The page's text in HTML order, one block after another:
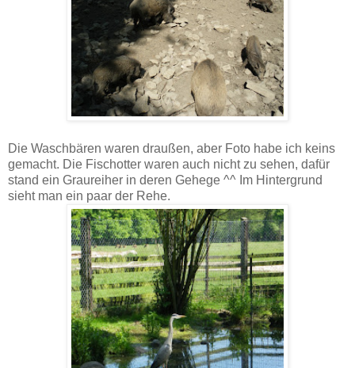
Die Waschbären waren draußen, aber Foto habe ich keins
gemacht. Die Fischotter waren auch nicht zu sehen, dafür
stand ein Graureiher in deren Gehege ^^ Im Hintergrund
sieht man ein paar der Rehe.